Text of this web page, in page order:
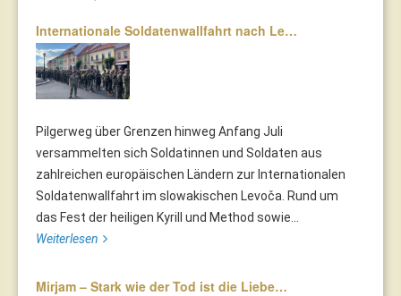
Internationale Soldatenwallfahrt nach Le…
Pilgerweg über Grenzen hinweg Anfang Juli
versammelten sich Soldatinnen und Soldaten aus
zahlreichen europäischen Ländern zur Internationalen
Soldatenwallfahrt im slowakischen Levoča. Rund um
das Fest der heiligen Kyrill und Method sowie...
Weiterlesen
Mirjam – Stark wie der Tod ist die Liebe…